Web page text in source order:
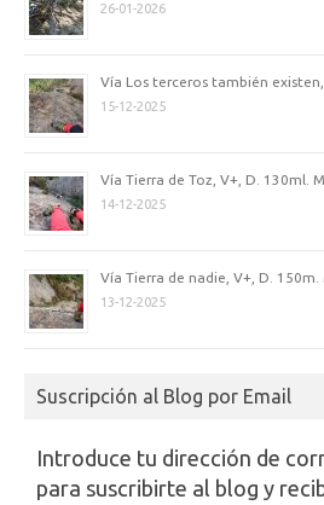
26-01-2026
Vía Los terceros también existen,
15-12-2025
Vía Tierra de Toz, V+, D. 130ml.
14-12-2025
Vía Tierra de nadie, V+, D. 150m.
13-12-2025
Suscripción al Blog por Email
Introduce tu dirección de
para suscribirte al blog y